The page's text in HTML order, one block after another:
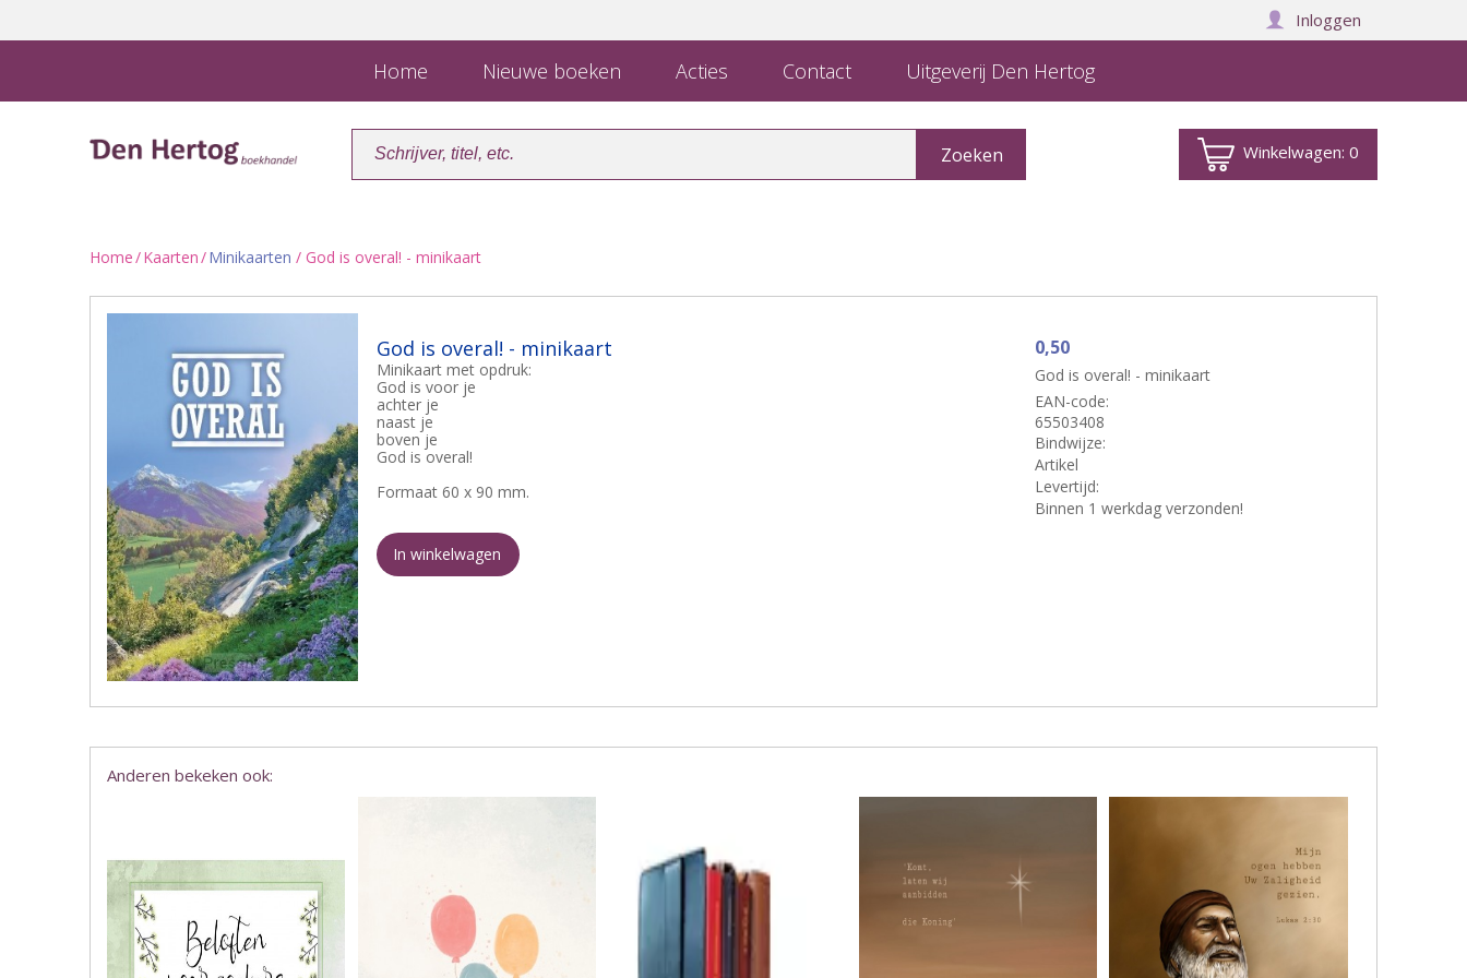
Inloggen
Home Nieuwe boeken Acties Contact Uitgeverij Den Hertog
Winkelwagen:0
Home/Kaarten/Minikaarten / God is overal! - minikaart
God is overal! - minikaart
Minikaart met opdruk:
God is voor je
achter je
naast je
boven je
God is overal!
Formaat 60 x 90 mm.
0,50
God is overal! - minikaart
EAN-code:
65503408
Bindwijze:
Artikel
Levertijd:
Binnen 1 werkdag verzonden!
In winkelwagen
Anderen bekeken ook: